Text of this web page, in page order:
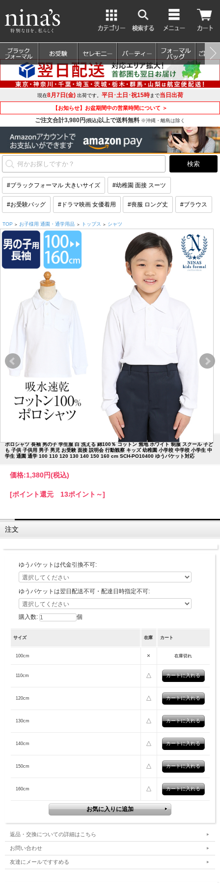
現在8月7日(金)出荷です。 平日･土日･祝15時まで当日出荷
【お知らせ】お盆期間中の営業時間について ＞
ご注文合計3,980円(税込)以上で送料無料 ※沖縄・離島は除く
#ブラックフォーマル 大きいサイズ #幼稚園 面接 スーツ
#お受験バッグ #ドラマ映画 女優着用 #喪服 ロング丈 #ブラウス
TOP > お子様用 通園・通学用品 > トップス > シャツ
ポロシャツ 長袖 男の子 学生服 白 洗える 綿100％ コットン 無地 ホワイト 制服 スクール 子ど
も 子供 子供用 男子 男児 お受験 面接 説明会 行動観察 キッズ 幼稚園 小学校 中学校 小学生 中
学生 通園 通学 100 110 120 130 140 150 160 cm SCH-PO10400 ゆうパケット対応
価格:1,380円(税込)
[ポイント還元 13ポイント～]
注文
ゆうパケットは代金引換不可:
ゆうパケットは翌日配送不可・配達日時指定不可:
購入数: 個
サイズ 在庫 カート
100cm × 在庫切れ
110cm △
120cm △
130cm △
140cm △
150cm △
160cm △
返品・交換についての詳細はこちら
お問い合わせ
友達にメールですすめる